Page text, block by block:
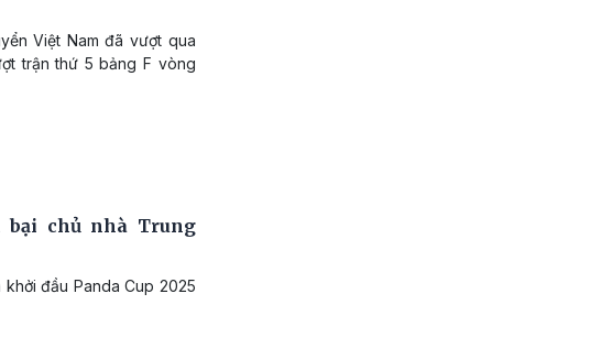
Việt Nam đã vượt qua
trận thứ 5 bảng F vòng
bại chủ nhà Trung
khởi đầu Panda Cup 2025